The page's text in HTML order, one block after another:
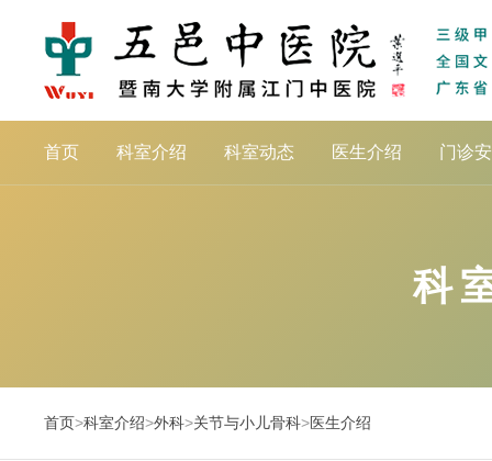
首页 科室介绍 科室动态 医生介绍 门诊
科
首页>科室介绍>外科>关节与小儿骨科>医生介绍